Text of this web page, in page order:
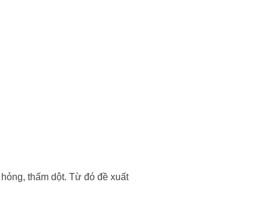
thấm dột. Từ đó đề xuất